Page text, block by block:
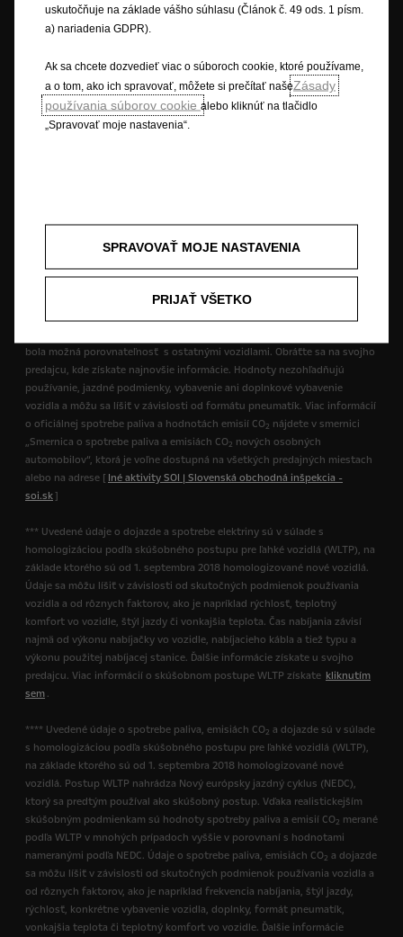
značky Opel.
homologizáciou podľa skúšobného postupu pre ľahké vozidlá (WLTP), na
základe ktorého sú od 1. septembra 2018 homologizované nové vozidlá.
Postup WLTP nahrádza Nový európsky jazdný cyklus (NEDC), ktorý sa
predtým používal ako skúšobný postup. Vďaka realistickejším
vozidla, doplnky či formát pneumatík. Ďalšie informácie získate u svojho
predajcu. Viac informácií o skúšobnom postupe WLTP získate kliknutím
** Uvedené údaje o spotrebe paliva a emisiách CO
bola možná porovnateľnosť s ostatnými vozidlami. Obráťte sa na svojho
predajcu, kde získate najnovšie informácie. Hodnoty nezohľadňujú
používanie, jazdné podmienky, vybavenie ani doplnkové vybavenie
vozidla a môžu sa líšiť v závislosti od formátu pneumatík. Viac informácií
o oficiálnej spotrebe paliva a hodnotách emisií CO2 nájdete v smernici
„Smernica o spotrebe paliva a emisiách CO2 nových osobných
automobilov“, ktorá je voľne dostupná na všetkých predajných miestach
alebo na adrese [ Iné aktivity SOI | Slovenská obchodná inšpekcia -
soi.sk]
*** Uvedené údaje o dojazde a spotrebe elektriny sú v súlade s
homologizáciou podľa skúšobného postupu pre ľahké vozidlá (WLTP), na
základe ktorého sú od 1. septembra 2018 homologizované nové vozidlá.
Údaje sa môžu líšiť v závislosti od skutočných podmienok používania
vozidla a od rôznych faktorov, ako je napríklad rýchlosť, teplotný
komfort vo vozidle, štýl jazdy či vonkajšia teplota. Čas nabíjania závisí
najmä od výkonu nabíjačky vo vozidle, nabíjacieho kábla a tiež typu a
výkonu použitej nabíjacej stanice. Ďalšie informácie získate u svojho
predajcu. Viac informácií o skúšobnom postupe WLTP získate kliknutím
sem .
**** Uvedené údaje o spotrebe paliva, emisiách CO2 a dojazde sú v súlade
s homologizáciou podľa skúšobného postupu pre ľahké vozidlá (WLTP),
na základe ktorého sú od 1. septembra 2018 homologizované nové
vozidlá. Postup WLTP nahrádza Nový európsky jazdný cyklus (NEDC),
ktorý sa predtým používal ako skúšobný postup. Vďaka realistickejším
skúšobným podmienkam sú hodnoty spotreby paliva a emisií CO2 merané
podľa WLTP v mnohých prípadoch vyššie v porovnaní s hodnotami
nameranými podľa NEDC. Údaje o spotrebe paliva, emisiách CO2 a dojazde
sa môžu líšiť v závislosti od skutočných podmienok používania vozidla a
od rôznych faktorov, ako je napríklad frekvencia nabíjania, štýl jazdy,
rýchlosť, konkrétne vybavenie vozidla, doplnky, formát pneumatík,
vonkajšia teplota či teplotný komfort vo vozidle. Ďalšie informácie
uskutočňuje na základe vášho súhlasu (Článok č. 49 ods. 1 písm.
a) nariadenia GDPR).
Ak sa chcete dozvedieť viac o súboroch cookie, ktoré používame,
a o tom, ako ich spravovať, môžete si prečítať našeZásady
používania súborov cookie alebo kliknúť na tlačidlo
„Spravovať moje nastavenia“.
SPRAVOVAŤ MOJE NASTAVENIA
PRIJAŤ VŠETKO